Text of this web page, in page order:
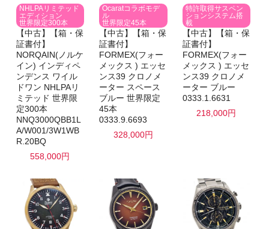
NHLPAリミテッド
エディション
世界限定300本
【中古】【箱・保
証書付】
NORQAIN(ノルケ
イン) インディペ
ンデンス ワイル
ドワン NHLPAリ
ミテッド 世界限
定300本
NNQ3000QBB1L
A/W001/3W1WB
R.20BQ
558,000円
Ocaratコラボモデ
ル
世界限定45本
【中古】【箱・保
証書付】
FORMEX(フォー
メックス ) エッセ
ンス39 クロノメ
ーター スペース
ブルー 世界限定
45本
0333.9.6693
328,000円
特許取得サスペン
ションシステム搭
載
【中古】【箱・保
証書付】
FORMEX(フォー
メックス ) エッセ
ンス39 クロノメ
ーター ブルー
0333.1.6631
218,000円